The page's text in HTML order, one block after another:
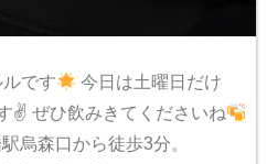
です
今日は土曜日だけ
✌ ぜひ飲みきてくださいね
烏森口から徒歩3分。